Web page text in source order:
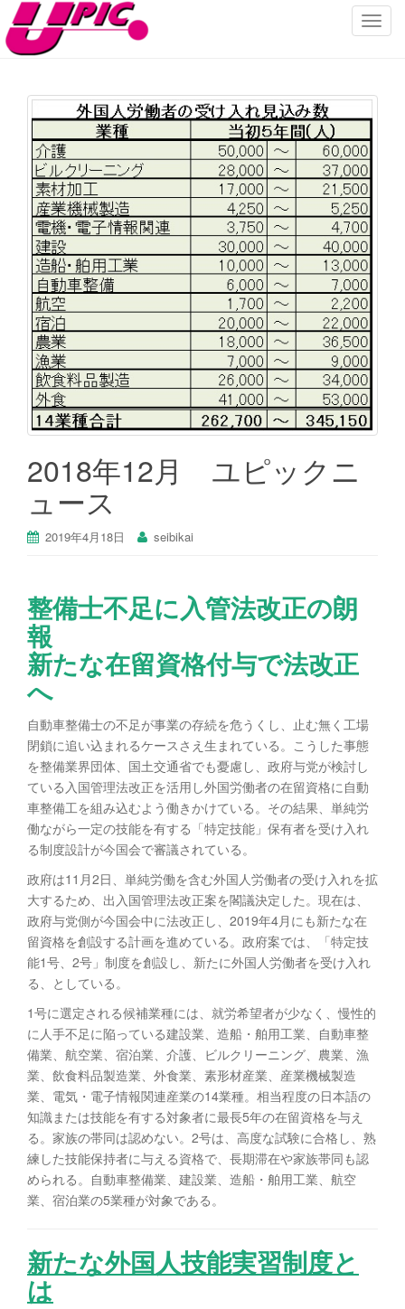
ナ
2018年12月 ユピックニ
ュース
2019年4月18日 seibikai
整備士不足に入管法改正の朗
報
新たな在留資格付与で法改正
へ
自動車整備士の不足が事業の存続を危うくし、止む無く工場
閉鎖に追い込まれるケースさえ生まれている。こうした事態
を整備業界団体、国土交通省でも憂慮し、政府与党が検討し
ている入国管理法改正を活用し外国労働者の在留資格に自動
車整備工を組み込むよう働きかけている。その結果、単純労
働ながら一定の技能を有する「特定技能」保有者を受け入れ
る制度設計が今国会で審議されている。
政府は11月2日、単純労働を含む外国人労働者の受け入れを拡
大するため、出入国管理法改正案を閣議決定した。現在は、
政府与党側が今国会中に法改正し、2019年4月にも新たな在
留資格を創設する計画を進めている。政府案では、「特定技
能1号、2号」制度を創設し、新たに外国人労働者を受け入れ
る、としている。
1号に選定される候補業種には、就労希望者が少なく、慢性的
に人手不足に陥っている建設業、造船・舶用工業、自動車整
備業、航空業、宿泊業、介護、ビルクリーニング、農業、漁
業、飲食料品製造業、外食業、素形材産業、産業機械製造
業、電気・電子情報関連産業の14業種。相当程度の日本語の
知識または技能を有する対象者に最長5年の在留資格を与え
る。家族の帯同は認めない。2号は、高度な試験に合格し、熟
練した技能保持者に与える資格で、長期滞在や家族帯同も認
められる。自動車整備業、建設業、造船・舶用工業、航空
業、宿泊業の5業種が対象である。
新たな外国人技能実習制度と
は